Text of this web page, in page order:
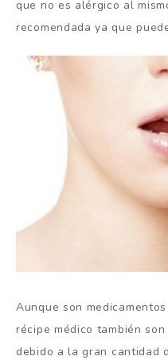
que no es alérgico al
recomendada ya que
Aunque son
récipe médico también
debido a la gran cantidad